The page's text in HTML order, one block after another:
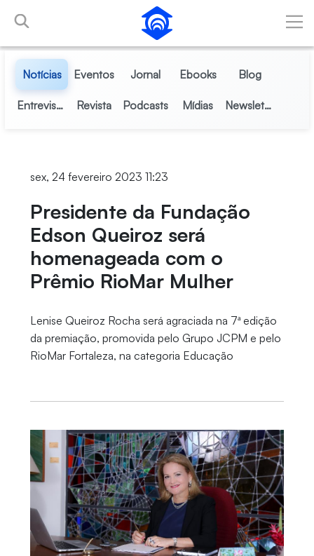
Pular para o Conteúdo principal
Notícias Eventos Jornal Ebooks Blog
Entrevistas Revista Podcasts Mídias Newsletter
sex, 24 fevereiro 2023 11:23
Presidente da Fundação
Edson Queiroz será
homenageada com o
Prêmio RioMar Mulher
Lenise Queiroz Rocha será agraciada na 7ª edição
da premiação, promovida pelo Grupo JCPM e pelo
RioMar Fortaleza, na categoria Educação